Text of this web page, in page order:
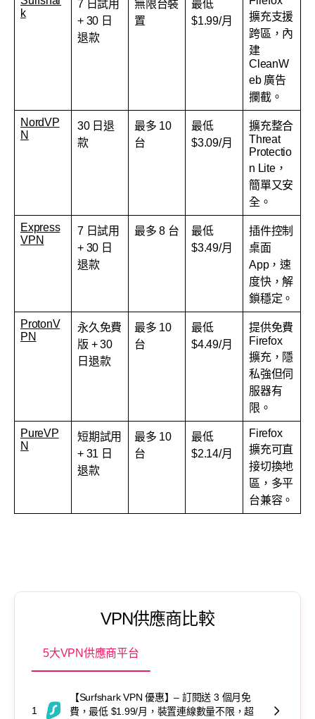
k
7 日試用
+ 30 日
退款
無限台裝
置
最低
$1.99/月
擴充支援
跨區，內
建
CleanW
eb 廣告
攔截。
NordVP
N
30 日退
款
最多 10
台
最低
$3.09/月
擴充整合
Threat
Protectio
n Lite，
簡單又安
全。
Express
VPN
7 日試用
+ 30 日
退款
最多 8 台
最低
$3.49/月
插件控制
桌面
App，速
度快，解
鎖穩定。
ProtonV
PN
永久免費
版 + 30
日退款
最多 10
台
最低
$4.49/月
提供免費
Firefox
擴充，隱
私強但伺
服器有
限。
PureVP
N
短期試用
+ 31 日
退款
最多 10
台
最低
$2.14/月
Firefox
擴充可直
接切換地
區，多平
台兼容。
VPN供應商比較
5大VPN供應商平台
1
【Surfshark VPN 優惠】– 訂閱送 3 個月免
費，最低 $1.99/月，裝置連線數量不限，超